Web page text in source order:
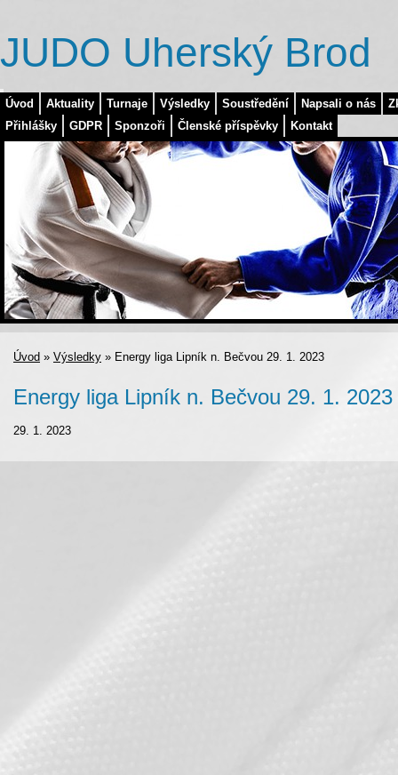
Úvod Aktuality Turnaje Výsledky Soustředění Napsali o nás
Přihlášky
GDPR Sponzoři Členské příspěvky Kontakt
JUDO Uherský Brod
Úvod » Výsledky » Energy liga Lipník n. Bečvou 29. 1. 2023
Energy liga Lipník n. Bečvou 29. 1. 2023
29. 1. 2023